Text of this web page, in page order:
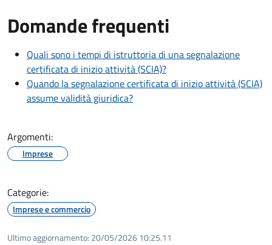
Domande frequenti
Quali sono i tempi di istruttoria di una segnalazione
certificata di inizio attività (SCIA)?
Quando la segnalazione certificata di inizio attività (SCIA)
assume validità giuridica?
Argomenti:
Imprese
Categorie:
Imprese e commercio
Ultimo aggiornamento: 20/05/2026 10:25.11